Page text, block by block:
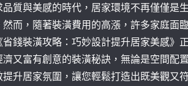
質與美感的時代，居家環境不再僅僅是
而，隨著裝潢費用的高漲，許多家庭面
錢裝潢攻略：巧妙設計提升居家美感》
又富有創意的裝潢秘訣，無論是空間配
升居家氛圍，讓您輕鬆打造出既美觀又